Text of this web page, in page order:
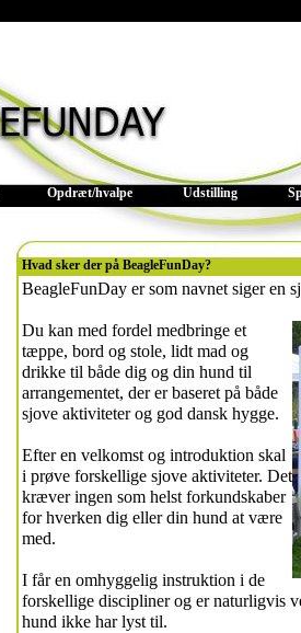
Opdræt/hvalpe Udstilling
Hvad sker der på BeagleFunDay?
BeagleFunDay er som navnet siger en
Du kan med fordel medbringe et
tæppe, bord og stole, lidt mad og
drikke til både dig og din hund til
arrangementet, der er baseret på både
sjove aktiviteter og god dansk hygge.
Efter en velkomst og introduktion skal
i prøve forskellige sjove aktiviteter. Det
kræver ingen som helst forkundskaber
for hverken dig eller din hund at være
med.
I får en omhyggelig instruktion i de
forskellige discipliner og er naturligvis
hund ikke har lyst til.